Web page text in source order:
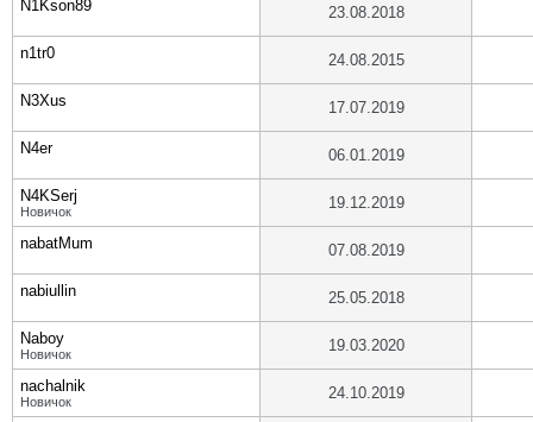
N1Kson89 23.08.2018
n1tr0 24.08.2015
N3Xus 17.07.2019
N4er 06.01.2019
N4KSerj
Новичок 19.12.2019
nabatMum 07.08.2019
nabiullin 25.05.2018
Naboy
Новичок 19.03.2020
nachalnik
Новичок 24.10.2019